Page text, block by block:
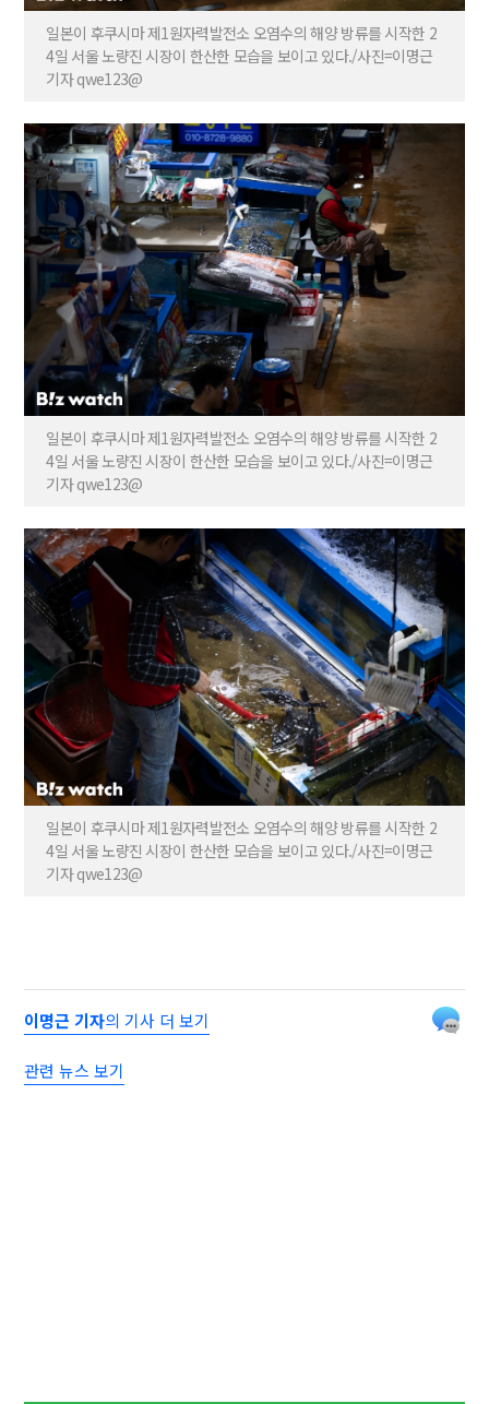
일본이 후쿠시마 제1원자력발전소 오염수의 해양 방류를 시작한 2
4일 서울 노량진 시장이 한산한 모습을 보이고 있다./사진=이명근
기자 qwe123@
일본이 후쿠시마 제1원자력발전소 오염수의 해양 방류를 시작한 2
4일 서울 노량진 시장이 한산한 모습을 보이고 있다./사진=이명근
기자 qwe123@
일본이 후쿠시마 제1원자력발전소 오염수의 해양 방류를 시작한 2
4일 서울 노량진 시장이 한산한 모습을 보이고 있다./사진=이명근
기자 qwe123@
이명근 기자의 기사 더 보기
관련 뉴스 보기